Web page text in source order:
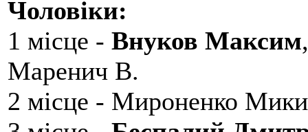
Чоловіки:
1 місце - Внуков Максим
Маренич В.
2 місце - Мироненко